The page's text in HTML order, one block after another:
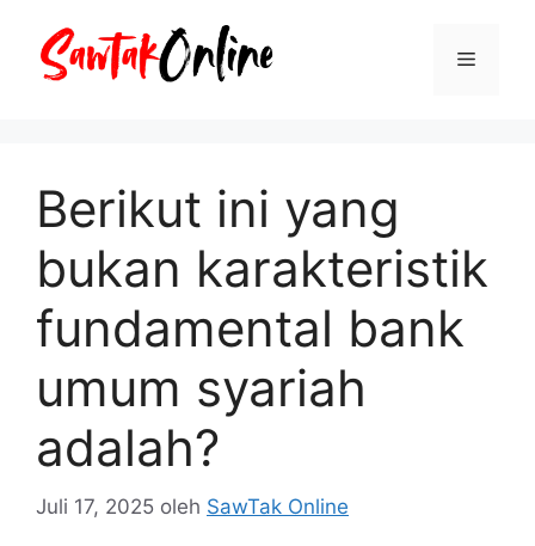
Menu
Berikut ini yang
bukan karakteristik
fundamental bank
umum syariah
adalah?
Juli 17, 2025 oleh SawTak Online